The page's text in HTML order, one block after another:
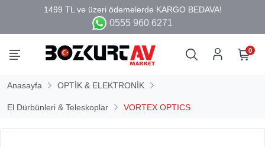
0555 960 6271
0
Anasayfa OPTİK & ELEKTRONİK
El Dürbünleri & Teleskoplar VORTEX OPTICS